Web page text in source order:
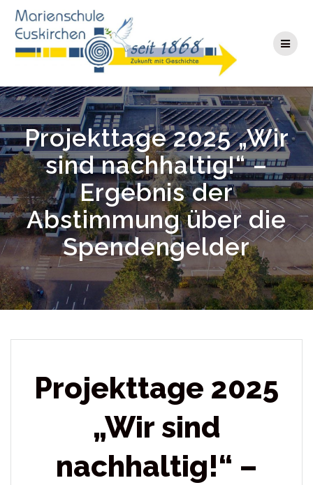
springen
Projekttage 2025 „Wir
sind nachhaltig!“ –
Ergebnis der
Abstimmung über die
Spendengelder
Projekttage 2025
„Wir sind
nachhaltig!“ –